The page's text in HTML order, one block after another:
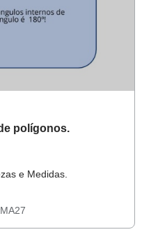
polígonos.
e Medidas.